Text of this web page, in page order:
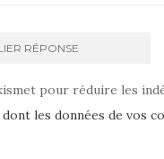
pour réduire les
les données de vos